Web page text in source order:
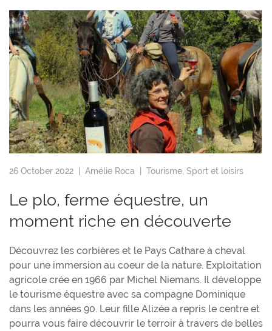
26 October 2022 | Amélie Roca | Tourisme Sport et loisirs
Le plo, ferme équestre, un
moment riche en découverte
Découvrez les corbières et le Pays Cathare à cheval
pour une immersion au coeur de la nature. Exploitation
agricole crée en 1966 par Michel Niemans. Il développe
le tourisme équestre avec sa compagne Dominique
dans les années 90. Leur fille Alizée a repris le centre et
pourra vous faire découvrir le terroir à travers de belles